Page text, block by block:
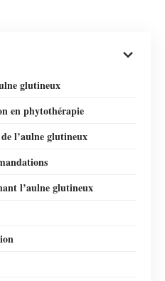
glutineux
en phytothérapie
l’aulne glutineux
l’aulne glutineux